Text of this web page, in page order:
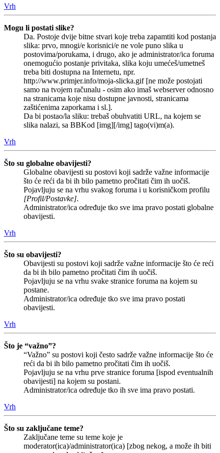
Vrh
Mogu li postati slike?
Da. Postoje dvije bitne stvari koje treba zapamtiti kod postanja
slika: prvo, mnogi/e korisnici/e ne vole puno slika u
postovima/porukama, i drugo, ako je administrator/ica foruma
onemogućio postanje privitaka, slika koju umećeš/umetneš
treba biti dostupna na Internetu, npr.
http://www.primjer.info/moja-slicka.gif [ne može postojati
samo na tvojem računalu - osim ako imaš webserver odnosno
na stranicama koje nisu dostupne javnosti, stranicama
zaštićenima zaporkama i sl.].
Da bi postao/la sliku: trebaš obuhvatiti URL, na kojem se
slika nalazi, sa BBKod [img][/img] tago(vi)m(a).
Vrh
Što su globalne obavijesti?
Globalne obavijesti su postovi koji sadrže važne informacije
što će reći da bi ih bilo pametno pročitati čim ih uočiš.
Pojavljuju se na vrhu svakog foruma i u korisničkom profilu
[Profil/Postavke].
Administrator/ica određuje tko sve ima pravo postati globalne
obavijesti.
Vrh
Što su obavijesti?
Obavijesti su postovi koji sadrže važne informacije što će reći
da bi ih bilo pametno pročitati čim ih uočiš.
Pojavljuju se na vrhu svake stranice foruma na kojem su
postane.
Administrator/ica određuje tko sve ima pravo postati
obavijesti.
Vrh
Što je “važno”?
“Važno” su postovi koji često sadrže važne informacije što će
reći da bi ih bilo pametno pročitati čim ih uočiš.
Pojavljuju se na vrhu prve stranice foruma [ispod eventualnih
obavijesti] na kojem su postani.
Administrator/ica određuje tko ih sve ima pravo postati.
Vrh
Što su zaključane teme?
Zaključane teme su teme koje je
moderator(ica)/administrator(ica) [zbog nekog, a može ih biti